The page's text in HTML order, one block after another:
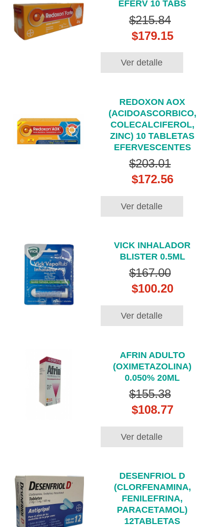
EFERV 10 TABS
$215.84
$179.15
Ver detalle
REDOXON AOX
(ACIDOASCORBICO,
COLECALCIFEROL,
ZINC) 10 TABLETAS
EFERVESCENTES
$203.01
$172.56
Ver detalle
VICK INHALADOR
BLISTER 0.5ML
$167.00
$100.20
Ver detalle
AFRIN ADULTO
(OXIMETAZOLINA)
0.050% 20ML
$155.38
$108.77
Ver detalle
DESENFRIOL D
(CLORFENAMINA,
FENILEFRINA,
PARACETAMOL)
12TABLETAS